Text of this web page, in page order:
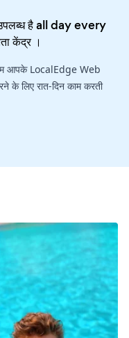
है all day every
केंद्र।
टीम आपके LocalEdge Web
लिए रात-दिन काम करती